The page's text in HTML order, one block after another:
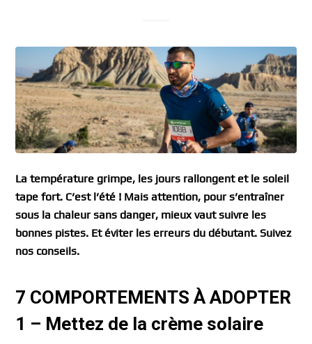
La température grimpe, les jours rallongent et le soleil
tape fort. C’est l’été ! Mais attention, pour s’entraîner
sous la chaleur sans danger, mieux vaut suivre les
bonnes pistes. Et éviter les erreurs du débutant. Suivez
nos conseils.
7 COMPORTEMENTS À ADOPTER
1 – Mettez de la crème solaire